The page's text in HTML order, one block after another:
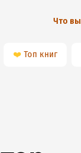
Что
❤️ Топ книг